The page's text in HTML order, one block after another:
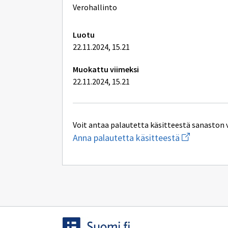
lisätiedot
Verohallinto
Luotu
22.11.2024, 15.21
Muokattu viimeksi
22.11.2024, 15.21
Voit antaa palautetta käsitteestä sanaston
Anna palautetta käsitteestä Aloita
uuden
kirjoitus